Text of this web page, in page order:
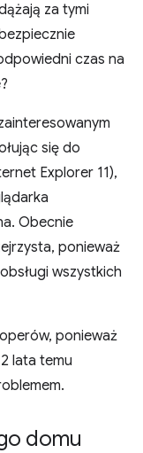
za tymi
czas na
się do
Explorer 11),
Obecnie
ponieważ
wszystkich
ponieważ
lata temu
domu